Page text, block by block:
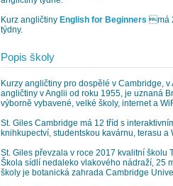
Kurz angličtiny English for Beginners má
týdny.
Popis školy
Kurzy angličtiny pro dospělé v Cambridge,
angličtiny v Anglii od roku 1955, je uznaná
výborně vybavené, velké školy, internet a
St. Giles Cambridge má 12 tříd s
knihkupectví, studentskou kavárnu, terasu a
St. Giles převzala v roce 2017 kvalitní školu
Škola sídlí nedaleko vlakového nádraží, 25
školy je botanická zahrada Cambridge